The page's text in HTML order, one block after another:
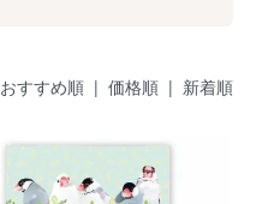
おすすめ順 | 価格順| 新着順